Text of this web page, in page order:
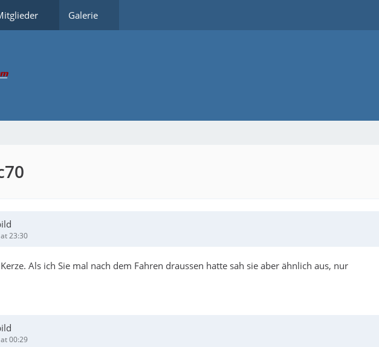
Galerie
23:30
Als ich Sie mal nach dem Fahren draussen hatte sah sie aber ähnlich aus, nur
00:29